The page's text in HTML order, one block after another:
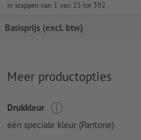
in stappen van 1 van 25 tot 392
Basisprijs (excl. btw)
Meer productopties
Drukkleur
één speciale kleur (Pantone)